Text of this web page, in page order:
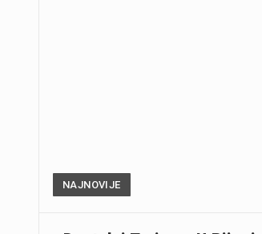
NAJNOVIJE